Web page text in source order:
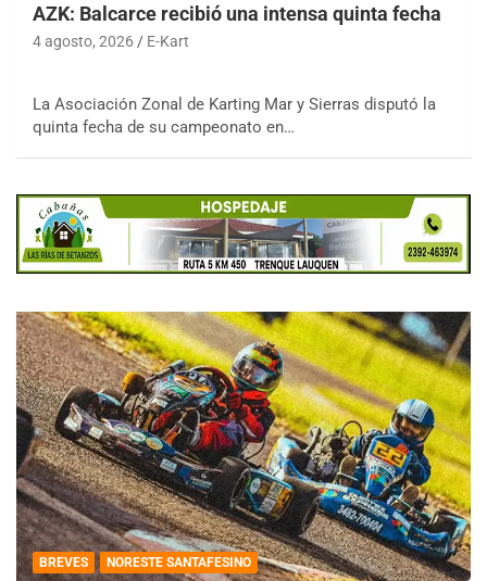
AZK: Balcarce recibió una intensa quinta fecha
4 agosto, 2026 E-Kart
La Asociación Zonal de Karting Mar y Sierras disputó la
quinta fecha de su campeonato en…
BREVES NORESTE SANTAFESINO